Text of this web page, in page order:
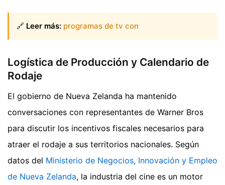
🔗 Leer más: programas de tv con
Logística de Producción y Calendario de
Rodaje
El gobierno de Nueva Zelanda ha mantenido
conversaciones con representantes de Warner Bros
para discutir los incentivos fiscales necesarios para
atraer el rodaje a sus territorios nacionales. Según
datos del Ministerio de Negocios, Innovación y Empleo
de Nueva Zelanda, la industria del cine es un motor